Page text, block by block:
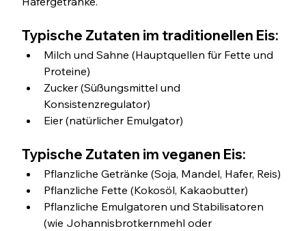
Typische Zutaten im traditionellen Eis:
Milch und Sahne (Hauptquellen für Fette und
Proteine)
Zucker (Süßungsmittel und
Konsistenzregulator)
Eier (natürlicher Emulgator)
Typische Zutaten im veganen Eis:
Pflanzliche Getränke (Soja, Mandel, Hafer, Reis)
Pflanzliche Fette (Kokosöl, Kakaobutter)
Pflanzliche Emulgatoren und Stabilisatoren
(wie Johannisbrotkernmehl oder